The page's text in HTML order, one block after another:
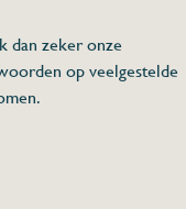
dan zeker onze
op veelgestelde